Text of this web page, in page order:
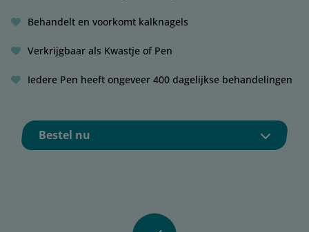
Behandelt en voorkomt kalknagels
Verkrijgbaar als Kwastje of Pen
Iedere Pen heeft ongeveer 400 dagelijkse behandelingen
Bestel nu